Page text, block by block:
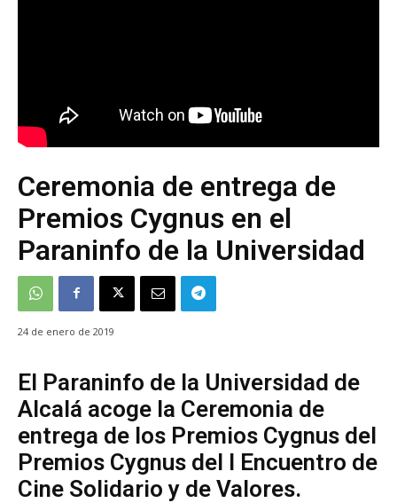
Ceremonia de entrega de
Premios Cygnus en el
Paraninfo de la Universidad
24 de enero de 2019
El Paraninfo de la Universidad de
Alcalá acoge la Ceremonia de
entrega de los Premios Cygnus del
Premios Cygnus del I Encuentro de
Cine Solidario y de Valores.